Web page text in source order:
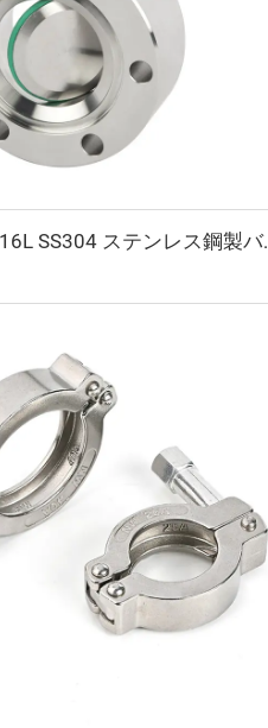
CF35 高真空 SS316L SS304 ステ